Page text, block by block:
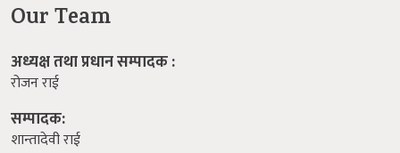
Our Team
अध्यक्ष तथा प्रधान सम्पादक :
रोजन राई
सम्पादक:
शान्तादेवी राई